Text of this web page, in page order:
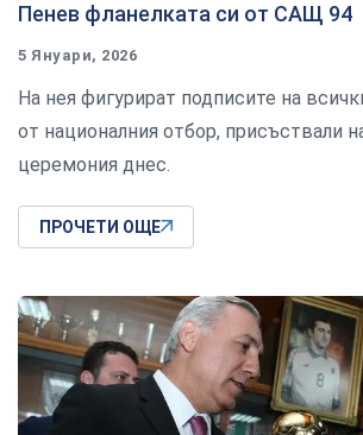
Пенев фланелката си от САЩ 94
5 Януари, 2026
На нея фигурират подписите на
от националния отбор, присъствали
церемония днес.
ПРОЧЕТИ ОЩЕ